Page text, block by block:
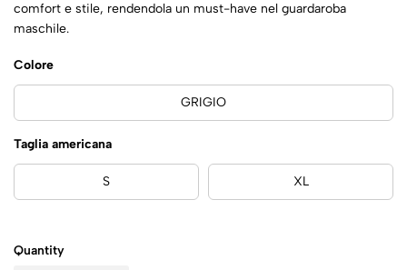
comfort e stile, rendendola un must-have nel guardaroba
maschile.
Colore
GRIGIO
Taglia americana
S XL
Quantity